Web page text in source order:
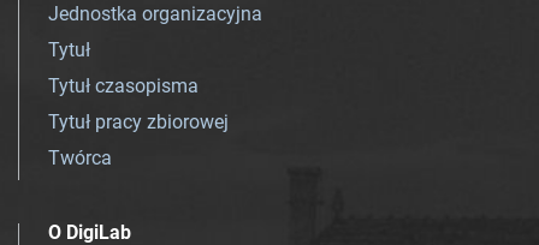
Jednostka organizacyjna
Tytuł
Tytuł czasopisma
Tytuł pracy zbiorowej
Twórca
O DigiLab